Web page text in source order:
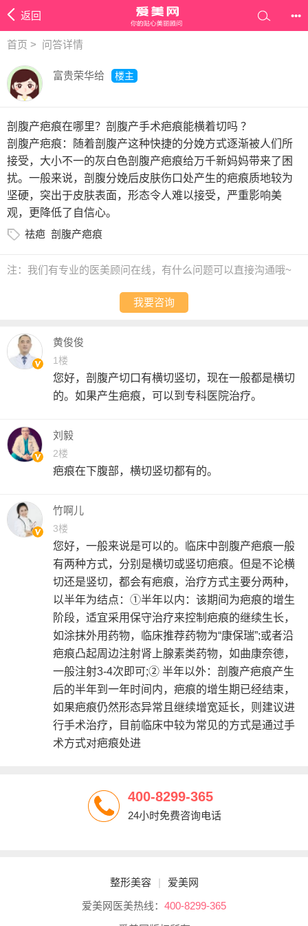
返回 •••
首页 > 问答详情
富贵荣华给 楼主
剖腹产疤痕在哪里？剖腹产手术疤痕能横着切吗 ？
剖腹产疤痕：随着剖腹产这种快捷的分娩方式逐渐被人们所
接受，大小不一的灰白色剖腹产疤痕给万千新妈妈带来了困
扰。一般来说，剖腹分娩后皮肤伤口处产生的疤痕质地较为
坚硬，突出于皮肤表面，形态令人难以接受，严重影响美
观，更降低了自信心。
祛疤 剖腹产疤痕
注：我们有专业的医美顾问在线，有什么问题可以直接沟通哦~
我要咨询
黄俊俊
1楼
您好，剖腹产切口有横切竖切，现在一般都是横切
的。如果产生疤痕，可以到专科医院治疗。
刘毅
2楼
疤痕在下腹部，横切竖切都有的。
竹啊儿
3楼
您好，一般来说是可以的。临床中剖腹产疤痕一般
有两种方式，分别是横切或竖切疤痕。但是不论横
切还是竖切，都会有疤痕，治疗方式主要分两种，
以半年为结点：①半年以内：该期间为疤痕的增生
阶段，适宜采用保守治疗来控制疤痕的继续生长，
如涂抹外用药物，临床推荐药物为“康保瑞”;或者沿
疤痕凸起周边注射肾上腺素类药物，如曲康奈德，
一般注射3-4次即可;② 半年以外：剖腹产疤痕产生
后的半年到一年时间内，疤痕的增生期已经结束，
如果疤痕仍然形态异常且继续增宽延长，则建议进
行手术治疗，目前临床中较为常见的方式是通过手
术方式对疤痕处进
400-8299-365
24小时免费咨询电话
整形美容 |
爱美网
爱美网医美热线： 400-8299-365